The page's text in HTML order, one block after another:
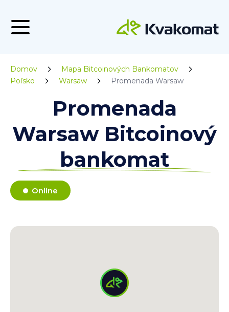
Domov
Mapa Bitcoinových Bankomatov
Poľsko
Warsaw Promenada Warsaw
Promenada
Warsaw Bitcoinový
bankomat
Online